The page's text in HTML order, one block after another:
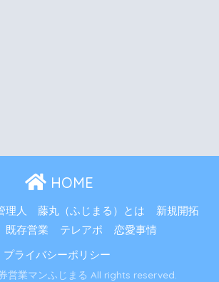
HOME
理人 藤丸（ふじまる）とは
新規開拓
既存営業 テレアポ 恋愛事情
プライバシーポリシー
営業マンふじまる All rights reserved.